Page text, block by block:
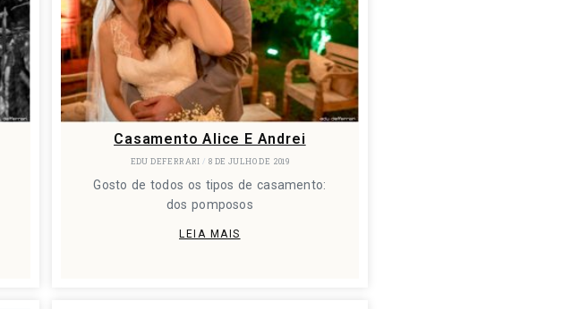
Casamento Alice E Andrei
EDU DEFERRARI 8 DE JULHO DE 2019
Gosto de todos os tipos de casamento:
dos pomposos
LEIA MAIS